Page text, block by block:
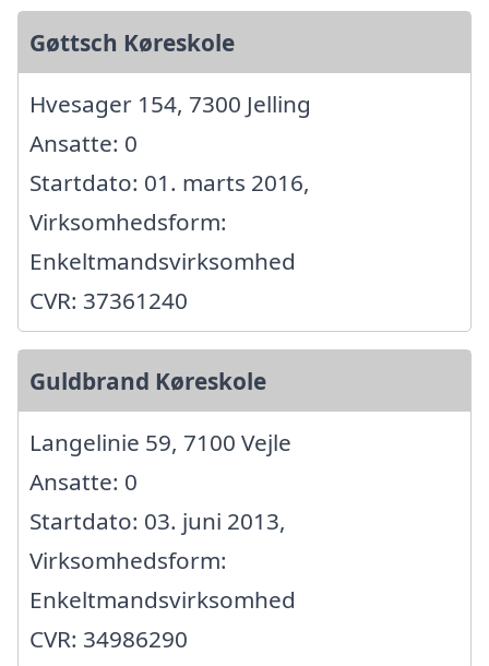
Gøttsch Køreskole
Hvesager 154, 7300 Jelling
Ansatte: 0
Startdato: 01. marts 2016,
Virksomhedsform:
Enkeltmandsvirksomhed
CVR: 37361240
Guldbrand Køreskole
Langelinie 59, 7100 Vejle
Ansatte: 0
Startdato: 03. juni 2013,
Virksomhedsform:
Enkeltmandsvirksomhed
CVR: 34986290